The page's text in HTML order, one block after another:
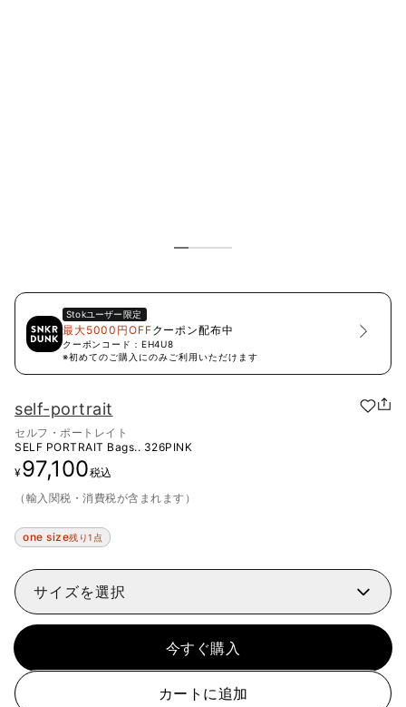
Stokユーザー限定
最大5000円OFFクーポン配布中
クーポンコード： EH4U8
※初めてのご購入にのみご利用いただけます
self-portrait
セルフ・ポートレイト
SELF PORTRAIT Bags.. 326PINK
¥97,100税込
（輸入関税・消費税が含まれます）
one size残り1点
サイズを選択
今すぐ購入
カートに追加